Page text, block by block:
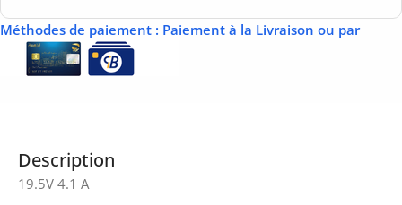
Méthodes de paiement : Paiement à la Livraison ou par
Description
19.5V 4.1 A